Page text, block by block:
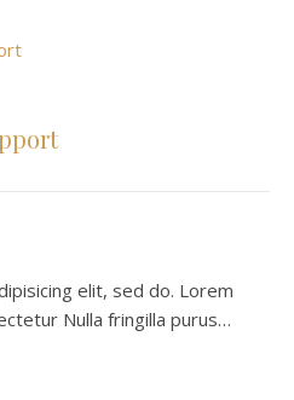
elit, sed do. Lorem
Nulla fringilla purus…